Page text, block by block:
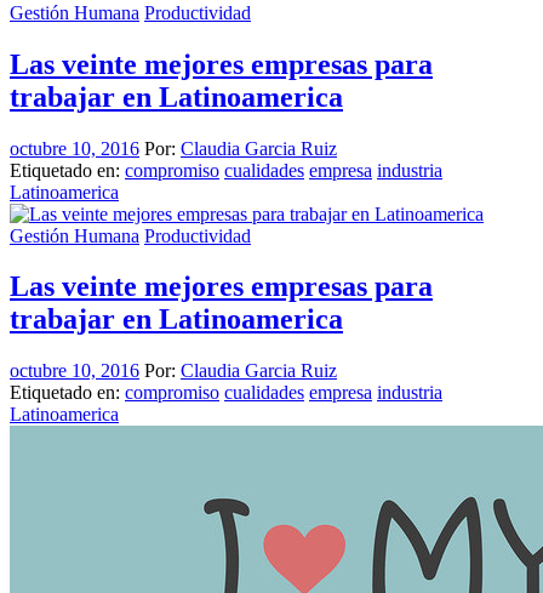
Gestión Humana Productividad
Las veinte mejores empresas para
trabajar en Latinoamerica
octubre 10, 2016 Por: Claudia Garcia Ruiz
Etiquetado en: compromiso cualidades empresa industria
Latinoamerica
Gestión Humana Productividad
Las veinte mejores empresas para
trabajar en Latinoamerica
octubre 10, 2016 Por: Claudia Garcia Ruiz
Etiquetado en: compromiso cualidades empresa industria
Latinoamerica